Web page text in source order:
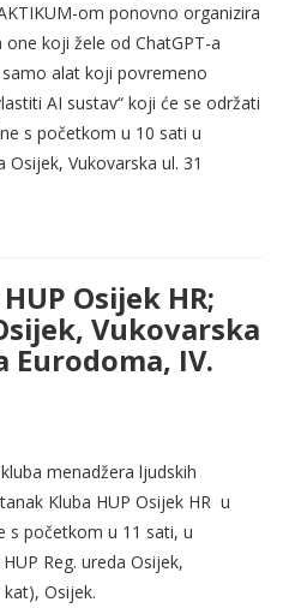
om ponovno organizira
koji žele od ChatGPT-a
alat koji povremeno
AI sustav“ koji će se održati
s početkom u 10 sati u
Vukovarska ul. 31
Osijek HR;
Vukovarska
Eurodoma, IV.
menadžera ljudskih
Kluba HUP Osijek HR u
s početkom u 11 sati, u
Reg. ureda Osijek,
Osijek.